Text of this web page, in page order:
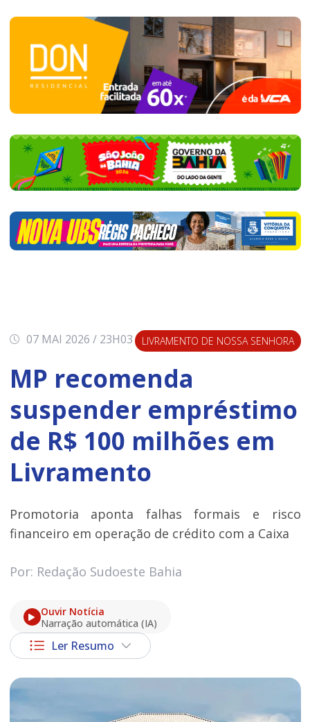
07 MAI 2026 / 23H03 LIVRAMENTO DE NOSSA SENHORA
MP recomenda
suspender empréstimo
de R$ 100 milhões em
Livramento
Promotoria aponta falhas formais e risco
financeiro em operação de crédito com a Caixa
Por: Redação Sudoeste Bahia
Ouvir Notícia
Narração automática (IA)
Ler Resumo